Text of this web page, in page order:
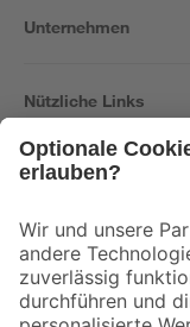
Unternehmen
Nützliche Links
Der toom Newsletter:
Zur Newsletter